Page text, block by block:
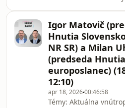
Hostia: Richard Raši
podpredseda Hlas-
Dubéci (podpredseda
Progresívne Slovensko). | Moderuje:
Matej Baránek. | Diskusiu Sobotné
dialógy pripravuje
Rádio Slovensko, SRo1.
vysielame každú
Igor Matovič
Hnutia
NR SR) a Milan
(predseda
europoslanec)
12:10)
apr 18, 202600:46:58
Témy: Aktuálna